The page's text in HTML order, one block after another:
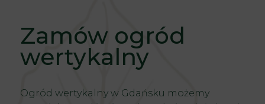
Zamów ogród
wertykalny
Ogród wertykalny w Gdańsku możemy